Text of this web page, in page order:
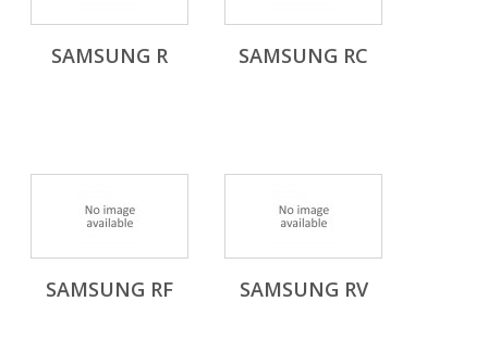
SAMSUNG R SAMSUNG RC
SAMSUNG RF SAMSUNG RV